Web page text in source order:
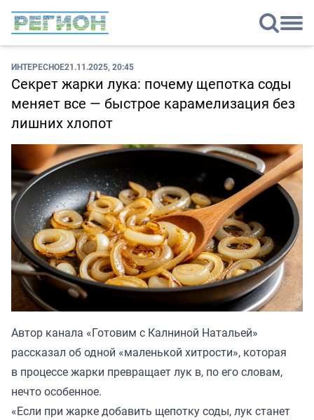
ИНТЕРЕСНОЕ21.11.2025, 20:45
Секрет жарки лука: почему щепотка соды
меняет все — быстрое карамелизация без
лишних хлопот
Автор канала «Готовим с Калниной Натальей»
рассказал об одной «маленькой хитрости», которая
в процессе жарки превращает лук в, по его словам,
нечто особенное.
«Если при жарке добавить щепотку соды, лук станет